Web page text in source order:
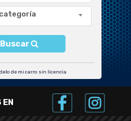
Buscar
de mi carro sin licencia
EN